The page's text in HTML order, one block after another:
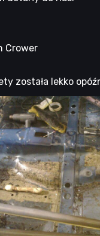
Crower
została lekko